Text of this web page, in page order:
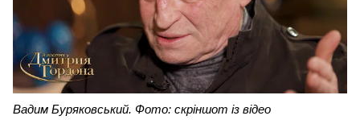
Вадим Буряковський. Фото: скріншот із відео